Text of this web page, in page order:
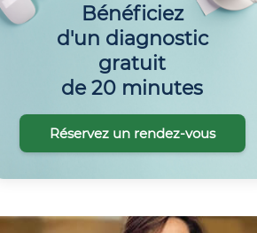
Bénéficiez
d'un diagnostic
gratuit
de 20 minutes
Réservez un rendez-vous